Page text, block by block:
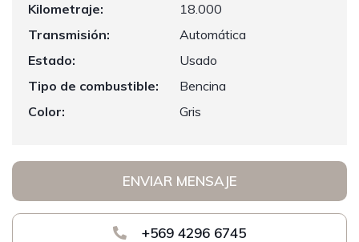
Kilometraje:
18.000
Transmisión:
Automática
Estado:
Usado
Tipo de combustible:
Bencina
Color:
Gris
ENVIAR MENSAJE
+569 4296 6745